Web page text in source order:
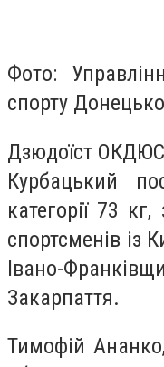
Фото:
спорту
Дзюдоїст
Курбацький
категорії 73
спортсменів із
Івано-
Закарпаття.
Тимофій